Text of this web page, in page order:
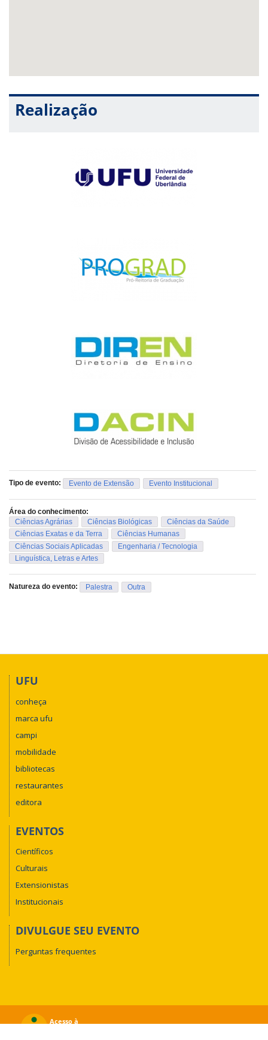
Realização
Tipo de evento: Evento de Extensão Evento Institucional
Área do conhecimento:
Ciências Agrárias
Ciências Biológicas
Ciências da Saúde
Ciências Exatas e da Terra
Ciências Humanas
Ciências Sociais Aplicadas
Engenharia / Tecnologia
Linguística, Letras e Artes
Natureza do evento: Palestra Outra
UFU
conheça
marca ufu
campi
mobilidade
bibliotecas
restaurantes
editora
EVENTOS
Científicos
Culturais
Extensionistas
Institucionais
DIVULGUE SEU EVENTO
Perguntas frequentes